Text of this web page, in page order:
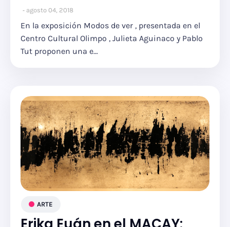
agosto 04, 2018
En la exposición Modos de ver , presentada en el
Centro Cultural Olimpo , Julieta Aguinaco y Pablo
Tut proponen una e…
ARTE